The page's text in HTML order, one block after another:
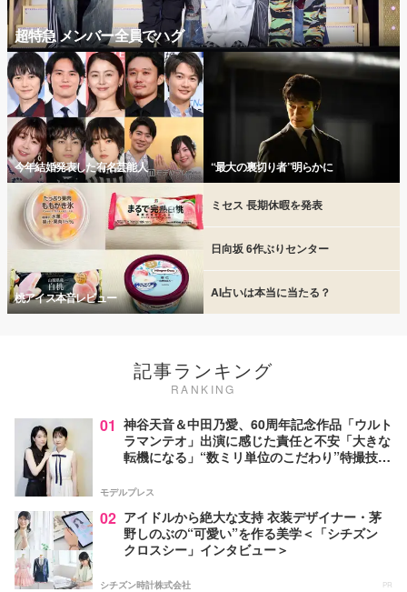
超特急 メンバー全員でハグ
今年結婚発表した有名芸能人 “最大の裏切り者”明らかに
桃アイス本音レビュー
ミセス 長期休暇を発表
日向坂 6作ぶりセンター
AI占いは本当に当たる？
記事ランキング
RANKING
01 神谷天音＆中田乃愛、60周年記念作品「ウルト
ラマンテオ」出演に感じた責任と不安「大きな
転機になる」“数ミリ単位のこだわり”特撮技術
モデルプレス
02 アイドルから絶大な支持 衣装デザイナー・茅
野しのぶの“可愛い”を作る美学＜「シチズン
クロスシー」インタビュー＞
シチズン時計株式会社 PR